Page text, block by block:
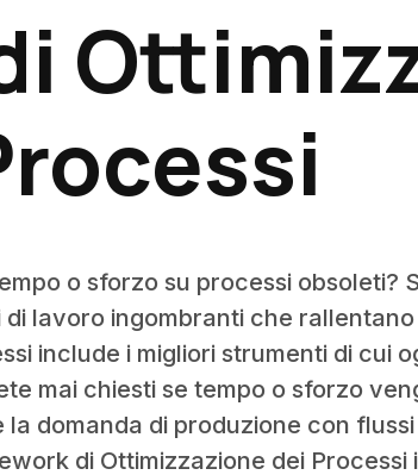
o sforzo su processi obsoleti?
lavoro ingombranti che
include i migliori strumenti di cui
mai chiesti se tempo o sforzo
domanda di produzione con
di Ottimizzazione dei Processi